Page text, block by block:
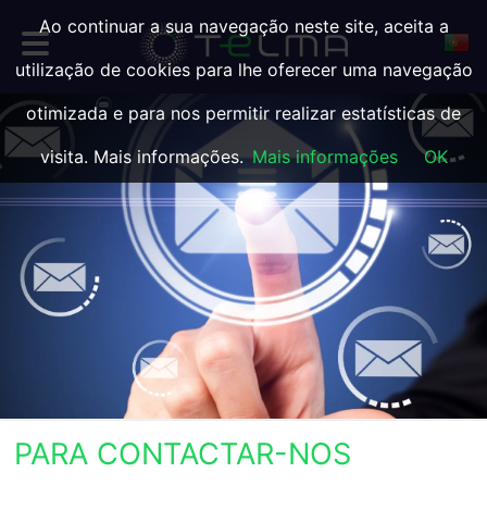
PARA CONTACTAR-NOS
Ao continuar a sua navegação neste site, aceita a
utilização de cookies para lhe oferecer uma navegação
otimizada e para nos permitir realizar estatísticas de
visita. Mais informações. Mais informações OK